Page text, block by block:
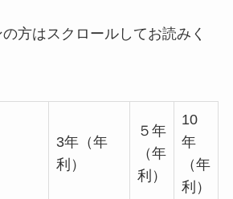
方はスクロールしてお読みく
3年（年
利）
５年
（年
利）
10
年
（年
利）